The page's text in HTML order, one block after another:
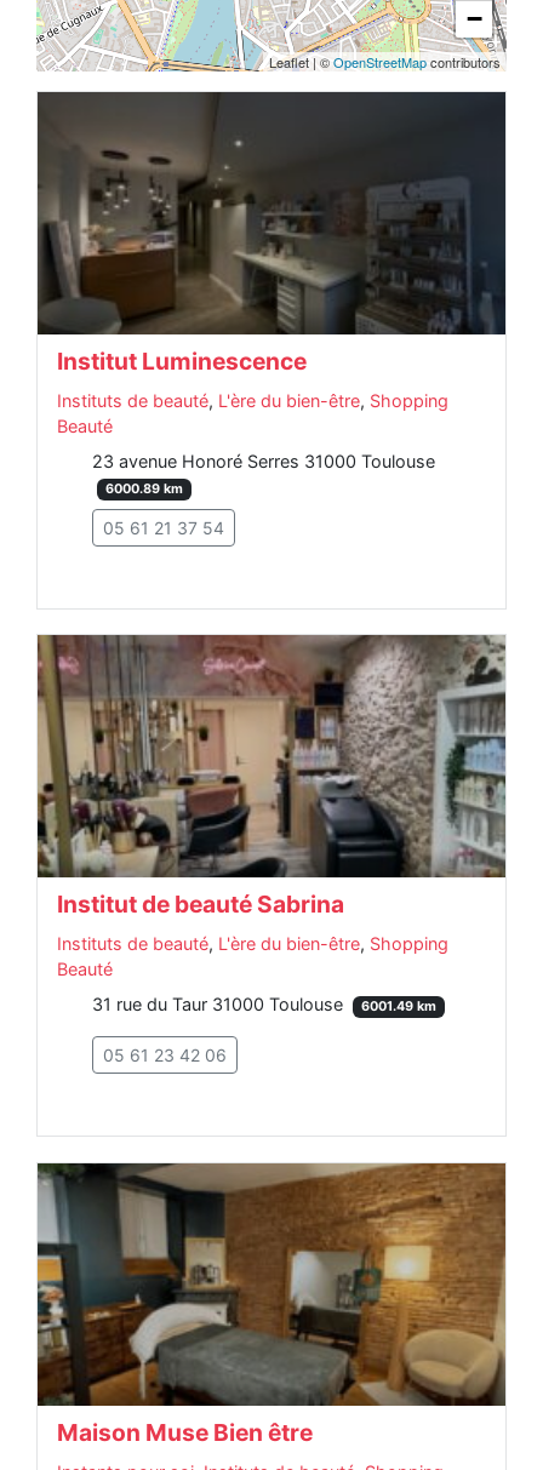
Institut Luminescence
Instituts de beauté, L'ère du bien-être, Shopping
Beauté
23 avenue Honoré Serres 31000 Toulouse
6000.89 km
05 61 21 37 54
Institut de beauté Sabrina
Instituts de beauté, L'ère du bien-être, Shopping
Beauté
31 rue du Taur 31000 Toulouse
6001.49 km
05 61 23 42 06
Maison Muse Bien être
−
Leaflet | ©OpenStreetMapcontributors